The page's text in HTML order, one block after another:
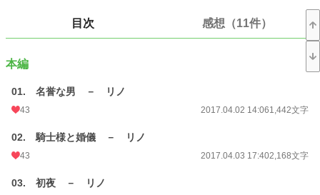
2017.04.02 14:06
月間ポイント 1,078 pt (23,136 位)
目次 感想（11件）
本編
01. 名誉な男 － リノ
43 2017.04.02 14:061,442文字
02. 騎士様と婚儀 － リノ
43 2017.04.03 17:402,168文字
03. 初夜 － リノ